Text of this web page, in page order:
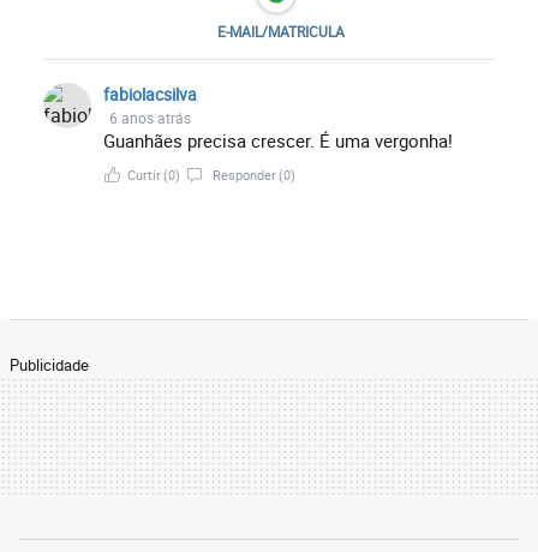
E-MAIL/MATRICULA
fabiolacsilva
6 anos atrás
Guanhães precisa crescer. É uma vergonha!
Curtir(0) Responder(0)
Publicidade